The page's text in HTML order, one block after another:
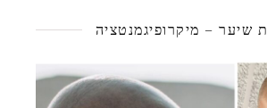
שיער – מיקרופיגמנטציה